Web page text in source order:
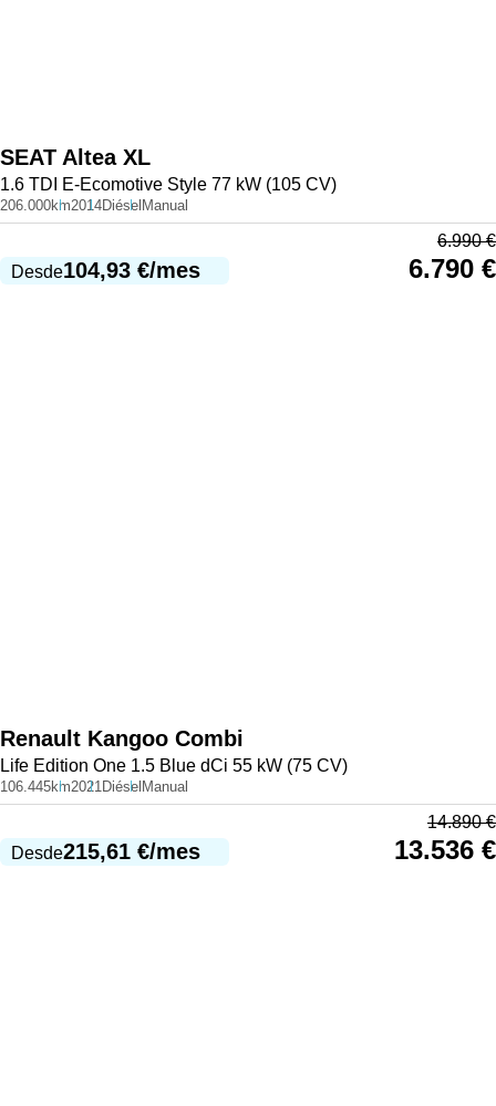
SEAT Altea XL
1.6 TDI E-Ecomotive Style 77 kW (105 CV)
206.000km2014DiéselManual
Desde104,93 €/mes
6.990€
6.790 €
Renault Kangoo Combi
Life Edition One 1.5 Blue dCi 55 kW (75 CV)
106.445km2021Diésel Manual
Desde215,61 €/mes
14.890€
13.536 €